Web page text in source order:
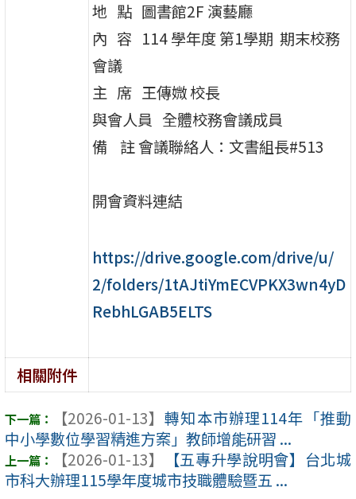
地 點 圖書館2F 演藝廳
內 容 114 學年度 第1學期 期末校務
會議
主 席 王傳媺 校長
與會人員 全體校務會議成員
備 註 會議聯絡人：文書組長#513
開會資料連結
https://drive.google.com/drive/u/
2/folders/1tAJtiYmECVPKX3wn4yD
RebhLGAB5ELTS
相關附件
【2026-01-13】 轉知本市辦理114年「推動
中小學數位學習精進方案」教師增能研習 ...
【2026-01-13】
【五專升學說明會】台北城
市科大辦理115學年度城市技職體驗暨五 ...